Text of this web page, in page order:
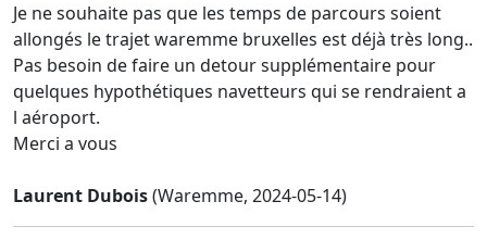
Je ne souhaite pas que les temps de parcours soient
allongés le trajet waremme bruxelles est déjà très long..
Pas besoin de faire un detour supplémentaire pour
quelques hypothétiques navetteurs qui se rendraient a
l aéroport.
Merci a vous
Laurent Dubois(Waremme, 2024-05-14)